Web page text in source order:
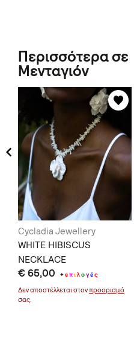
Περισσότερα σε
Μενταγιόν
Cycladia Jewellery
WHITE HIBISCUS
NECKLACE
€ 65,00 +επιλογές
Δεν αποστέλλεται στονπροορισμό
σας.